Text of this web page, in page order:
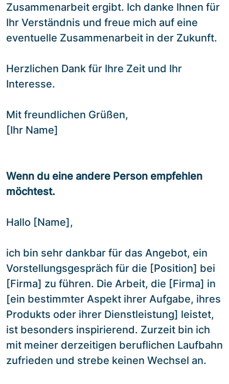
Zusammenarbeit ergibt. Ich danke Ihnen für
Ihr Verständnis und freue mich auf eine
eventuelle Zusammenarbeit in der Zukunft.
Herzlichen Dank für Ihre Zeit und Ihr
Interesse.
Mit freundlichen Grüßen,
[Ihr Name]
Wenn du eine andere Person empfehlen
möchtest.
Hallo [Name],
ich bin sehr dankbar für das Angebot, ein
Vorstellungsgespräch für die [Position] bei
[Firma] zu führen. Die Arbeit, die [Firma] in
[ein bestimmter Aspekt ihrer Aufgabe, ihres
Produkts oder ihrer Dienstleistung] leistet,
ist besonders inspirierend. Zurzeit bin ich
mit meiner derzeitigen beruflichen Laufbahn
zufrieden und strebe keinen Wechsel an.